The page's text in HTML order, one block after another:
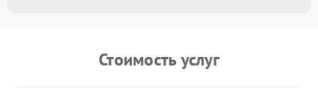
Стоимость услуг